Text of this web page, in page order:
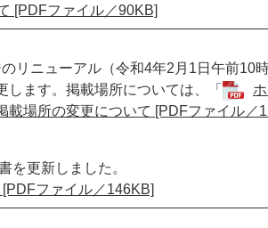
[PDFファイル／90KB]
リニューアル（令和4年2月1日午前10
します。掲載場所については、「
載場所の変更について [PDFファイル／
更新しました。
ファイル／146KB]